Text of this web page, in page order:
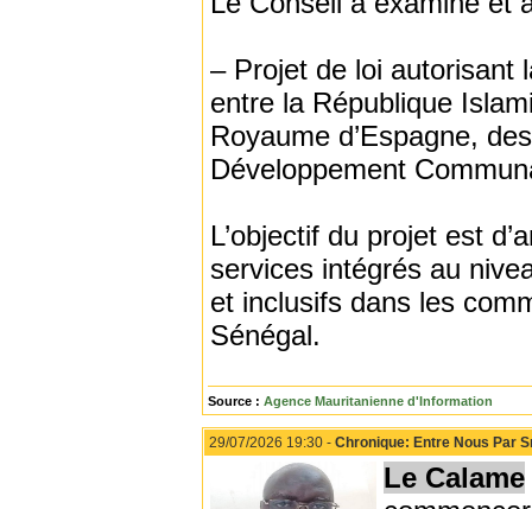
– Projet de loi autorisant
entre la République
Royaume d’Espagne,
Développement
L’objectif du projet est
services intégrés au
et inclusifs dans les
Sénégal.
Source : Agence Mauritanienne d'Information
29/07/2026 19:30 - Chronique: Entre Nous Par
Le Calame